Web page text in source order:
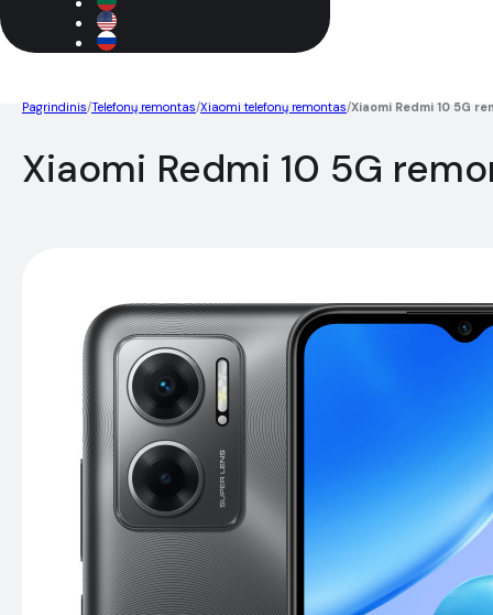
Pagrindinis/Telefonų remontas/Xiaomi telefonų remontas/Xiaomi Redmi 10 5G
Xiaomi Redmi 10 5G